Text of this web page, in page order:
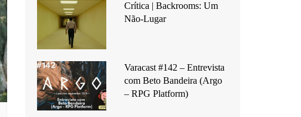
Crítica | Backrooms: Um
Não-Lugar
Varacast #142 – Entrevista
com Beto Bandeira (Argo
– RPG Platform)